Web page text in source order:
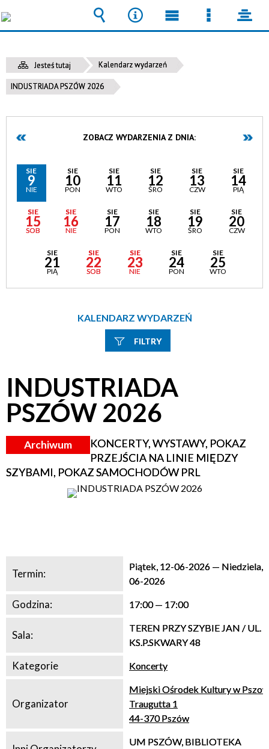
Jesteś tutaj Kalendarz wydarzeń
INDUSTRIADA PSZÓW 2026
ZOBACZ WYDARZENIA Z DNIA:
SIE
9
NIE
SIE
10
PON
SIE
11
WTO
SIE
12
ŚRO
SIE
13
CZW
SIE
14
PIĄ
SIE
15
SOB
SIE
16
NIE
SIE
17
PON
SIE
18
WTO
SIE
19
ŚRO
SIE
20
CZW
SIE
21
PIĄ
SIE
22
SOB
SIE
23
NIE
SIE
24
PON
SIE
25
WTO
KALENDARZ WYDARZEŃ
FILTRY
Kategoria
—
Miejsce
INDUSTRIADA
PSZÓW 2026
Archiwum
KONCERTY, WYSTAWY, POKAZ
PRZEJŚCIA NA LINIE MIĘDZY
SZYBAMI, POKAZ SAMOCHODÓW PRL
Termin:
Piątek, 12-06-2026 — Niedziela,
06-2026
Godzina: 17:00 — 17:00
Sala:
TEREN PRZY SZYBIE JAN / UL.
KS.P.SKWARY 48
Kategorie Koncerty
Organizator
Miejski Ośrodek Kultury w
Traugutta 1
44-370 Pszów
UM PSZÓW, BIBLIOTEKA
Wyszukiwarka
Narzędzia
MenuMenu